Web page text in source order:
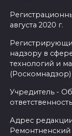
августа 2020 г.
надзору в
технологий и
(Роскомнадзор)
Учредитель -
Адрес
Ремонтненский